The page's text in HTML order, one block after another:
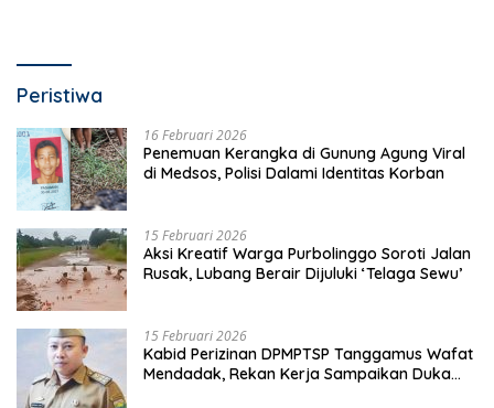
Peristiwa
16 Februari 2026
Penemuan Kerangka di Gunung Agung Viral
di Medsos, Polisi Dalami Identitas Korban
15 Februari 2026
Aksi Kreatif Warga Purbolinggo Soroti Jalan
Rusak, Lubang Berair Dijuluki ‘Telaga Sewu’
15 Februari 2026
Kabid Perizinan DPMPTSP Tanggamus Wafat
Mendadak, Rekan Kerja Sampaikan Duka